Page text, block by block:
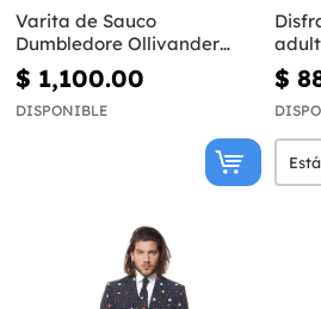
Varita de Sauco
Dumbledore Ollivander
(Réplica Oficial) - Harry
Potter
$ 1,100.00
DISPONIBLE
$